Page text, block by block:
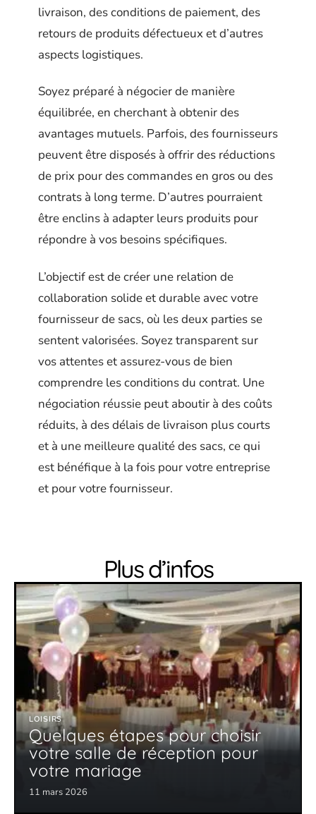
livraison, des conditions de paiement, des
retours de produits défectueux et d’autres
aspects logistiques.
Soyez préparé à négocier de manière
équilibrée, en cherchant à obtenir des
avantages mutuels. Parfois, des fournisseurs
peuvent être disposés à offrir des réductions
de prix pour des commandes en gros ou des
contrats à long terme. D’autres pourraient
être enclins à adapter leurs produits pour
répondre à vos besoins spécifiques.
L’objectif est de créer une relation de
collaboration solide et durable avec votre
fournisseur de sacs, où les deux parties se
sentent valorisées. Soyez transparent sur
vos attentes et assurez-vous de bien
comprendre les conditions du contrat. Une
négociation réussie peut aboutir à des coûts
réduits, à des délais de livraison plus courts
et à une meilleure qualité des sacs, ce qui
est bénéfique à la fois pour votre entreprise
et pour votre fournisseur.
Plus d’infos
LOISIRS
Quelques étapes pour choisir
votre salle de réception pour
votre mariage
11 mars 2026